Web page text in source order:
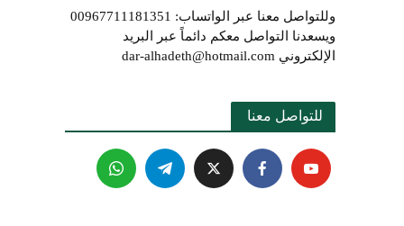
وللتواصل معنا عبر الواتساب: 00967711181351
ويسعدنا التواصل معكم دائماً عبر البريد
الإلكتروني dar-alhadeth@hotmail.com
للتواصل معنا